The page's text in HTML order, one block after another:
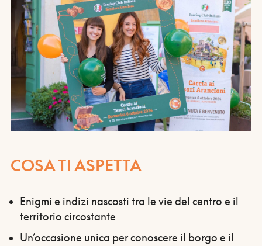
COSA TI ASPETTA
Enigmi e indizi nascosti tra le vie del centro e il
territorio circostante
Un’occasione unica per conoscere il borgo e il